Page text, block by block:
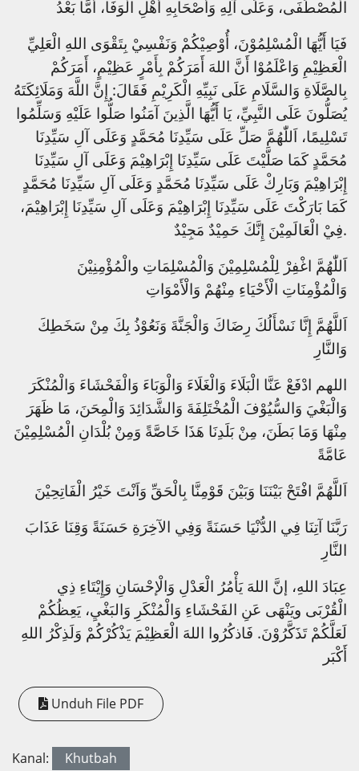
الْمُصْطَفَى، وَعَلَى آلِهِ وَأَصْحَابِهِ أَهْلِ الْوَفَا، أَمَّا بَعْدُ
فَيَا أَيُّهَا الْمُسْلِمُوْنَ، أُوْصِيْكُمْ وَنَفْسِيْ بِتَقْوَى اللهِ الْعَلِيِّ
الْعَظِيْمِ وَاعْلَمُوْا أَنَّ اللهَ أَمَرَكُمْ بِأَمْرٍ عَظِيْمٍ، أَمَرَكُمْ
بِالصَّلَاةِ وَالسَّلَامِ عَلَى نَبِيِّهِ الْكَرِيْمِ فَقَالَ: إِنَّ اللَّهَ وَمَلَائِكَتَهُ
يُصَلُّونَ عَلَى النَّبِيِّ، يَا أَيُّهَا الَّذِينَ آمَنُوا صَلُّوا عَلَيْهِ وَسَلِّمُوا
تَسْلِيمًا، اَللّٰهُمَّ صَلِّ عَلَى سَيِّدِنَا مُحَمَّدٍ وَعَلَى آلِ سَيِّدِنَا
مُحَمَّدٍ كَمَا صَلَّيْتَ عَلَى سَيِّدِنَا إِبْرَاهِيْمَ وَعَلَى آلِ سَيِّدِنَا
إِبْرَاهِيْمَ وَبَارِكْ عَلَى سَيِّدِنَا مُحَمَّدٍ وَعَلَى آلِ سَيِّدِنَا مُحَمَّدٍ
كَمَا بَارَكْتَ عَلَى سَيِّدِنَا إِبْرَاهِيْمَ وَعَلَى آلِ سَيِّدِنَا إِبْرَاهِيْمَ،
فِيْ الْعَالَمِيْنَ إِنَّكَ حَمِيْدٌ مَجِيْدٌ.
اَللّٰهُمَّ اغْفِرْ لِلْمُسْلِمِيْنَ وَالْمُسْلِمَاتِ والْمُؤْمِنِيْنَ
وَالْمُؤْمِنَاتِ الْأَحْيَاءِ مِنْهُمْ وَالْأَمْوَاتِ
اَللَّهُمَّ إِنَّا نَسْأَلُكَ رِضَاكَ وَالْجَنَّةَ وَنَعُوْذُ بِكَ مِنْ سَخَطِكَ
وَالنَّارِ
اللهم ادْفَعْ عَنَّا الْبَلَاءَ وَالْغَلَاءَ وَالْوَبَاءَ وَالْفَحْشَاءَ وَالْمُنْكَرَ
وَالْبَغْيَ وَالسُّيُوْفَ الْمُخْتَلِفَةَ وَالشَّدَائِدَ وَالْمِحَنَ، مَا ظَهَرَ
مِنْهَا وَمَا بَطَنَ، مِنْ بَلَدِنَا هَذَا خَاصَّةً وَمِنْ بُلْدَانِ الْمُسْلِمِيْنَ
عَامَّةً
اَللَّهُمَّ افْتَحْ بَيْنَنَا وَبَيْنَ قَوْمِنَّا بِالْحَقِّ وَاَنْتَ خَيْرُ الْفَاتِحِيْنَ
رَبَّنَا آتِنَا فِي الدُّنْيَا حَسَنَةً وَفِي الآخِرَةِ حَسَنَةً وَقِنَا عَذَابَ
النَّارِ
عِبَادَ اللهِ، إنَّ اللهَ يَأْمُرُ الْعَدْلِ وَالْإحْسَانِ وَإِيْتَاءِ ذِي
الْقُرْبَى ويَنْهَى عَنِ الفَحْشَاءِ وَالْمُنْكَرِ وَالبَغْيِ، يَعِظُكُمْ
لَعَلَّكُمْ تَذَكَّرُوْنَ. فَاذكُرُوا اللهَ الْعَظِيْمَ يَذْكُرْكُمْ وَلَذِكْرُ اللهِ
أَكْبَر
Unduh File PDF
Kanal: Khutbah